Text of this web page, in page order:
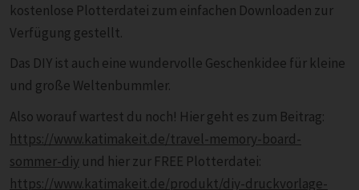
kostenlose Plotterdatei zum einfachen Downloaden zur
Verfügung gestellt.
Das DIY ist auch eine wundervolle Geschenkidee für kleine
und große Weltenbummler.
Also worauf wartest du noch! Hier geht es zum Beitrag:
https://www.katimakeit.de/travel-memory-board-
sommer-diy und hier zur FREE Plotterdatei:
https://www.katimakeit.de/produkt/diy-druckvorlage-